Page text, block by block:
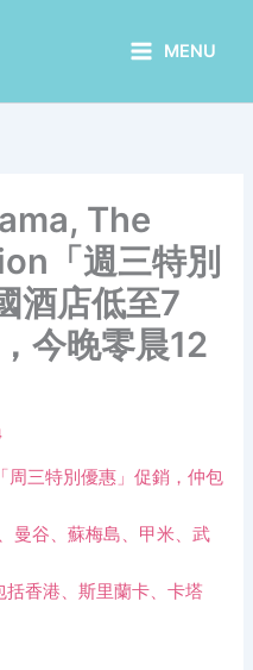
MENU
The
「週三特別
酒店低至7
今晚零晨12
周三特別優惠」促銷，仲包
曼谷、蘇梅島、甲米、武
香港、斯里蘭卡、卡塔